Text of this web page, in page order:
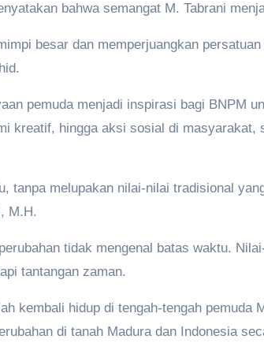
bahwa semangat M. Tabrani
besar dan memperjuangkan
pemuda menjadi inspirasi bagi BNPM
kreatif, hingga aksi sosial di
tanpa melupakan nilai-nilai tradisional
M.H.
tidak mengenal batas waktu.
tantangan zaman.
kembali hidup di tengah-tengah pemuda
di tanah Madura dan Indonesia